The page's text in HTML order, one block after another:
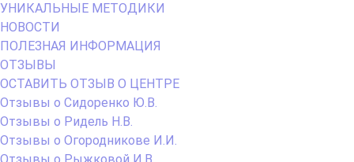
УНИКАЛЬНЫЕ МЕТОДИКИ
НОВОСТИ
ПОЛЕЗНАЯ ИНФОРМАЦИЯ
ОТЗЫВЫ
ОСТАВИТЬ ОТЗЫВ О ЦЕНТРЕ
Отзывы о Сидоренко Ю.В.
Отзывы о Ридель Н.В.
Отзывы о Огородникове И.И.